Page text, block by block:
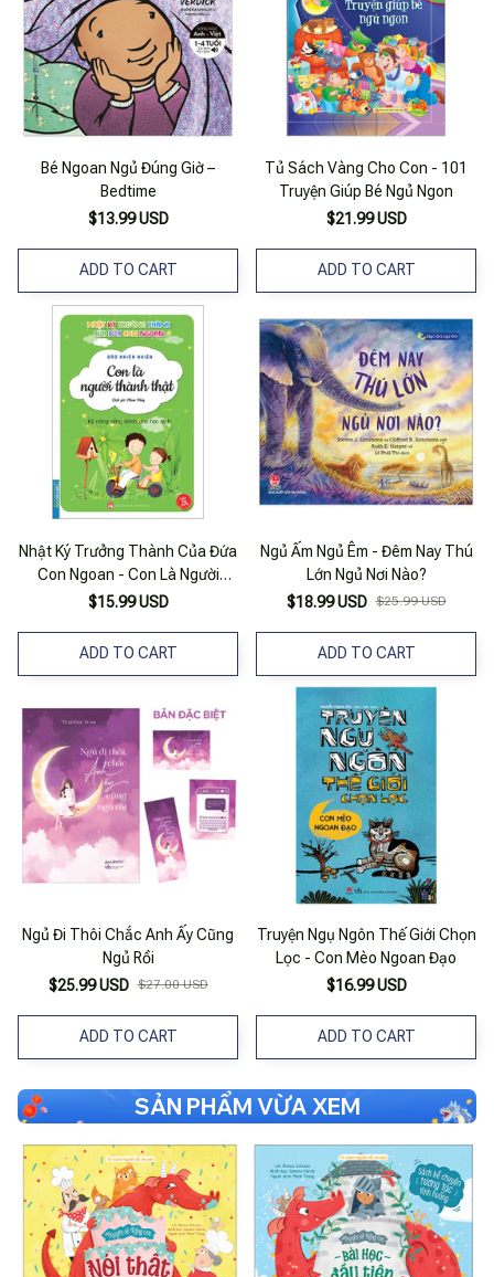
Bé Ngoan Ngủ Đúng Giờ –
Bedtime
$13.99 USD
ADD TO CART
Tủ Sách Vàng Cho Con - 101
Truyện Giúp Bé Ngủ Ngon
$21.99 USD
ADD TO CART
Nhật Ký Trưởng Thành Của Đứa
Con Ngoan - Con Là Người
Thành Thật (tái Bản 2023)
$15.99 USD
ADD TO CART
Ngủ Ấm Ngủ Êm - Đêm Nay Thú
Lớn Ngủ Nơi Nào?
$18.99 USD $25.99 USD
ADD TO CART
Ngủ Đi Thôi Chắc Anh Ấy Cũng
Ngủ Rồi
$25.99 USD $27.00 USD
ADD TO CART
Truyện Ngụ Ngôn Thế Giới Chọn
Lọc - Con Mèo Ngoan Đạo
$16.99 USD
ADD TO CART
SẢN PHẨM VỪA XEM